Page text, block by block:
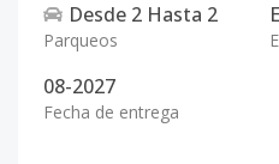
Desde 2 Hasta 2
Parqueos
08-2027
Fecha de entrega